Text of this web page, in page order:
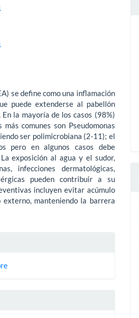
se define como una inflamación
puede extenderse al pabellón
la mayoría de los casos (98%)
comunes son Pseudomonas
ser polimicrobiana (2-11); el
pero en algunos casos debe
exposición al agua y el sudor,
infecciones dermatológicas,
pueden contribuir a su
incluyen evitar acúmulo
manteniendo la barrera